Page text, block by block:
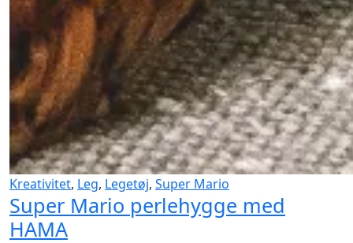
Kreativitet, Leg, Legetøj, Super Mario
Super Mario perlehygge med
HAMA